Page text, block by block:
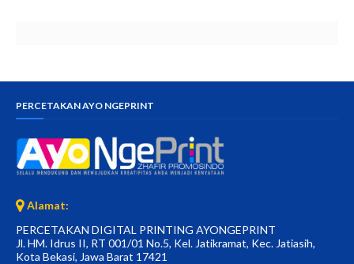
PERCETAKAN AYO NGEPRINT
Alamat:
PERCETAKAN DIGITAL PRINTING AYONGEPRINT
Jl. HM. Idrus II, RT 001/01 No.5, Kel. Jatikramat, Kec. Jatiasih,
Kota Bekasi, Jawa Barat 17421